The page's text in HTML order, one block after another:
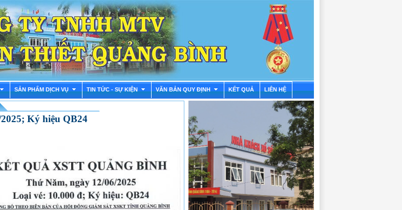
SẢN PHẨM DỊCH VỤ TIN TỨC - SỰ KIỆN VĂN BẢN QUY ĐỊNH KẾT QUẢ LIÊN HỆ
Ký hiệu QB24